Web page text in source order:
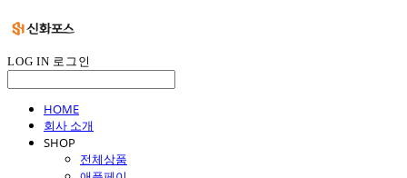
LOG IN 로그인
HOME
회사 소개
SHOP
전체상품